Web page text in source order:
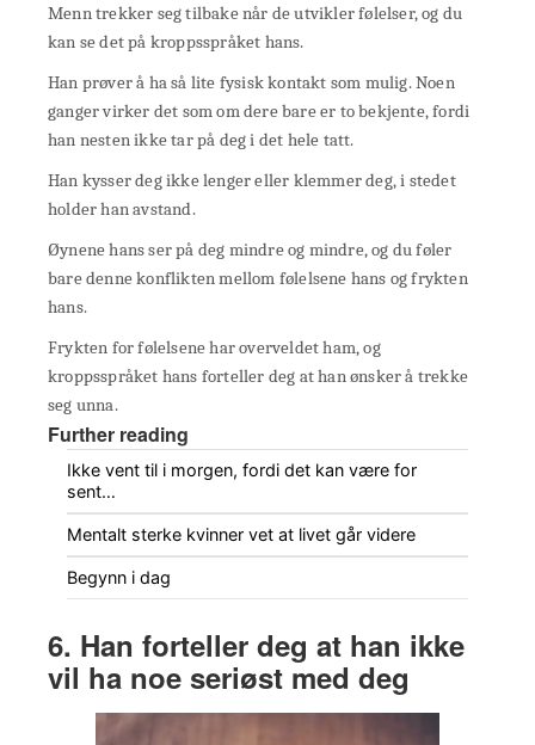
Menn trekker seg tilbake når de utvikler følelser, og du
kan se det på kroppsspråket hans.
Han prøver å ha så lite fysisk kontakt som mulig. Noen
ganger virker det som om dere bare er to bekjente, fordi
han nesten ikke tar på deg i det hele tatt.
Han kysser deg ikke lenger eller klemmer deg, i stedet
holder han avstand.
Øynene hans ser på deg mindre og mindre, og du føler
bare denne konflikten mellom følelsene hans og frykten
hans.
Frykten for følelsene har overveldet ham, og
kroppsspråket hans forteller deg at han ønsker å trekke
seg unna.
Further reading
Ikke vent til i morgen, fordi det kan være for
sent…
Mentalt sterke kvinner vet at livet går videre
Begynn i dag
6. Han forteller deg at han ikke
vil ha noe seriøst med deg